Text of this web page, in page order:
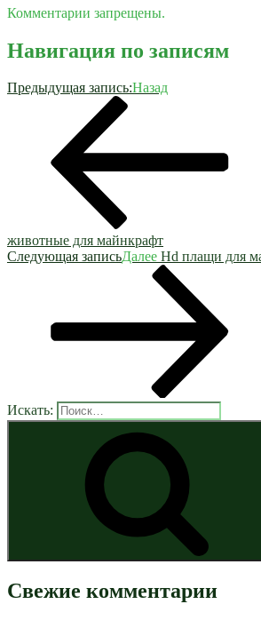
Комментарии запрещены.
Навигация по записям
Предыдущая запись:Назад
животные для майнкрафт
Следующая записьДалее Hd плащи для
Искать:
Свежие комментарии